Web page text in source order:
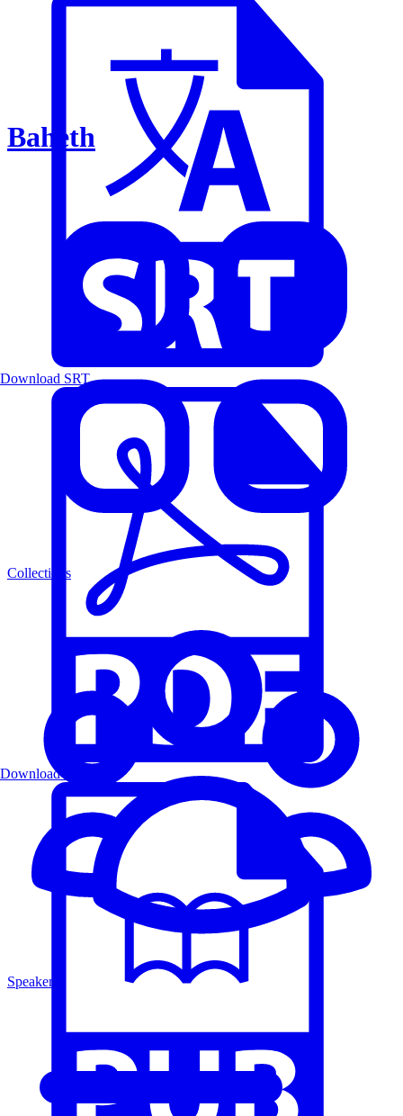
Baheth
Collections
Speakers
Download SRT
Download PDF